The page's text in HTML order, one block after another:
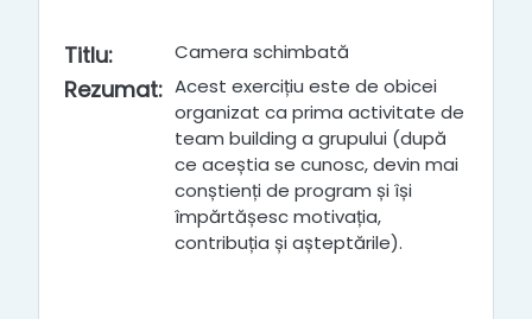
Titlu: Camera schimbată
Rezumat: Acest exercițiu este de obicei
organizat ca prima activitate de
team building a grupului (după
ce aceștia se cunosc, devin mai
conștienți de program și își
împărtășesc motivația,
contribuția și așteptările).